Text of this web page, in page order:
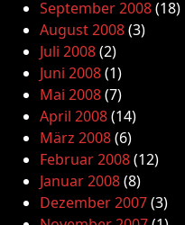
September 2008(18)
August 2008(3)
Juli 2008(2)
Juni 2008(1)
Mai 2008(7)
April 2008(14)
März 2008(6)
Februar 2008(12)
Januar 2008(8)
Dezember 2007(3)